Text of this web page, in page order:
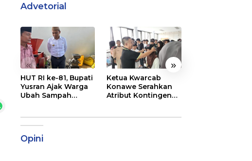
Advetorial
« »
HUT RI ke-81, Bupati
Yusran Ajak Warga
Ubah Sampah
Ketua Kwarcab
Konawe Serahkan
Atribut Kontingen
Opini